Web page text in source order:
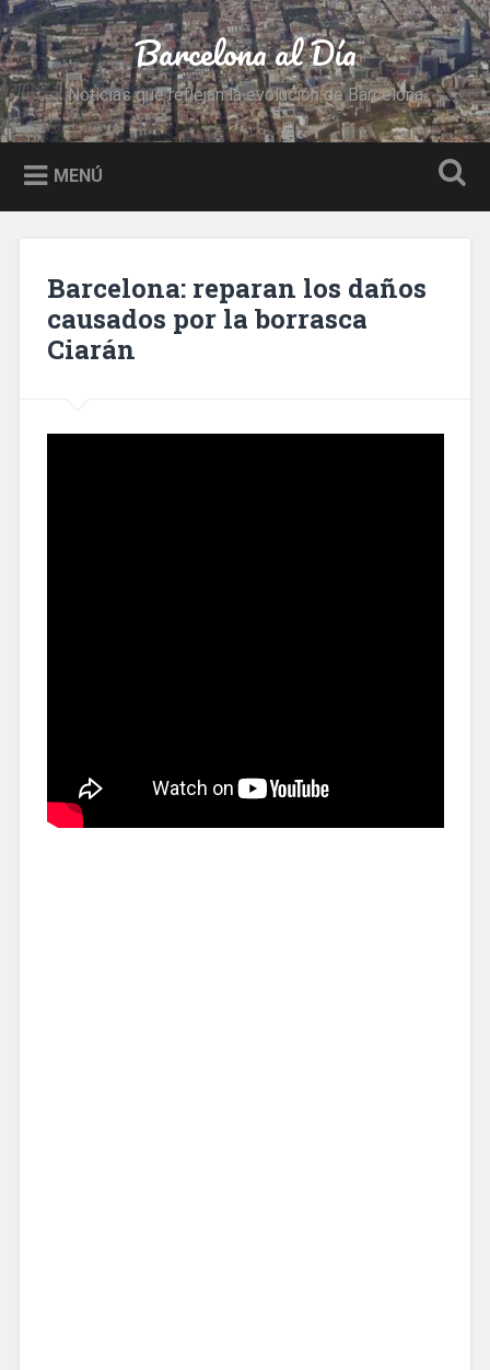
Saltar
al
contenido
Buscar Barcelona al Día
Noticias que reflejan la evolución de Barcelona
MENÚ
Barcelona: reparan los daños
causados por la borrasca
Ciarán